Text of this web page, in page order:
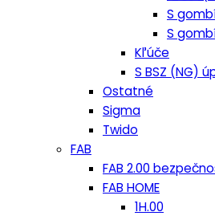
S
S
Kľúče
S BSZ (NG)
Ostatné
Sigma
Twido
FAB
FAB 2.00
FAB HOME
1H.00